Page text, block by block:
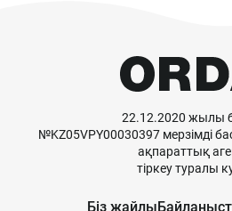
22.12.2020 жылы
№KZ05VPY00030397 мерзімді
ақпараттық
тіркеу туралы
Біз жайлы